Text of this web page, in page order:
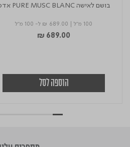
בושם לאישה PURE MUSC BLANC אדפ
100 מ"ל ₪ 689.00 ל- 100 מ"ל
₪ 689.00
הוספה לסל